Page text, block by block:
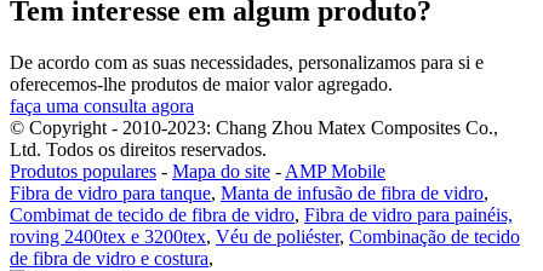
Tem interesse em algum produto?
De acordo com as suas necessidades, personalizamos para si e
oferecemos-lhe produtos de maior valor agregado.
faça uma consulta agora
© Copyright - 2010-2023: Chang Zhou Matex Composites Co.,
Ltd. Todos os direitos reservados.
Produtos populares - Mapa do site - AMP Mobile
Fibra de vidro para tanque, Manta de infusão de fibra de vidro,
Combimat de tecido de fibra de vidro, Fibra de vidro para painéis,
roving 2400tex e 3200tex, Véu de poliéster, Combinação de tecido
de fibra de vidro e costura,